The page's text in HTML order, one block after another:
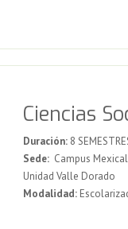
Ciencias
Duración:8
Sede:Campus
Unidad Valle Dorado
Modalidad: